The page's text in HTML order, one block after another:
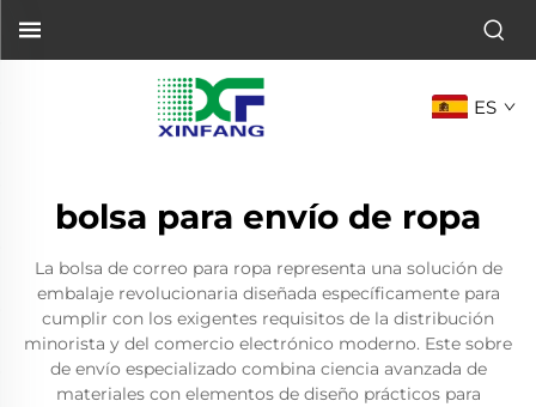
ES
bolsa para envío de ropa
La bolsa de correo para ropa representa una solución de
embalaje revolucionaria diseñada específicamente para
cumplir con los exigentes requisitos de la distribución
minorista y del comercio electrónico moderno. Este sobre
de envío especializado combina ciencia avanzada de
materiales con elementos de diseño prácticos para